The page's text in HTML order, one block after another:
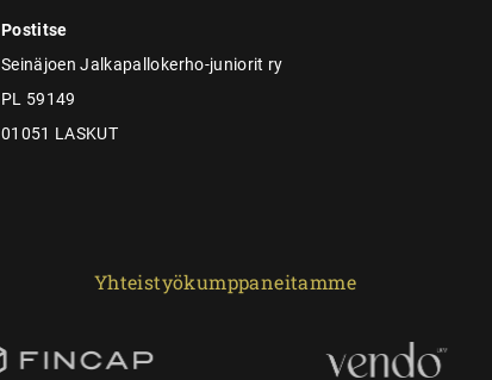
Postitse
Seinäjoen Jalkapallokerho-juniorit ry
PL 59149
01051 LASKUT
Yhteistyökumppaneitamme